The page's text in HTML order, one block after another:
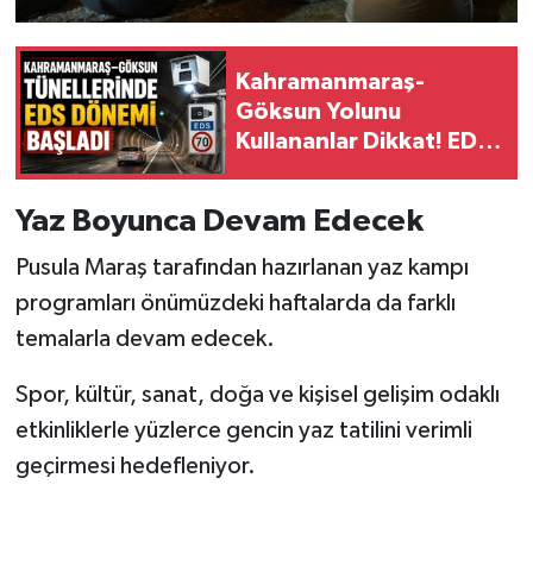
Kahramanmaraş-
Göksun Yolunu
Kullananlar Dikkat! EDS
Yaz Boyunca Devam Edecek
Pusula Maraş tarafından hazırlanan yaz kampı
programları önümüzdeki haftalarda da farklı
temalarla devam edecek.
Spor, kültür, sanat, doğa ve kişisel gelişim odaklı
etkinliklerle yüzlerce gencin yaz tatilini verimli
geçirmesi hedefleniyor.